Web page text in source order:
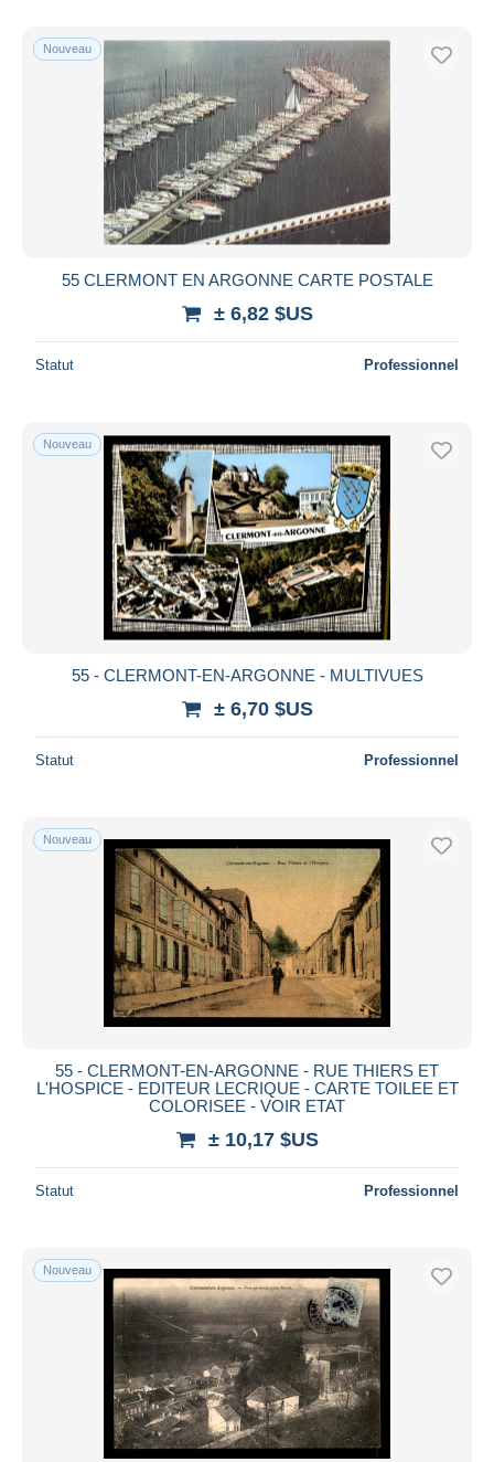
Uniquement en réduction
Livraison gratuite
Méthodes de paiement
PayPal
Virement bancaire
Visa
Mastercard
iDeal
Monde entier
Appliquer
Nouveau
55 CLERMONT EN ARGONNE CARTE POSTALE
± 6,82 $US
Statut Professionnel
Nouveau
55 - CLERMONT-EN-ARGONNE - MULTIVUES
± 6,70 $US
Statut Professionnel
Nouveau
55 - CLERMONT-EN-ARGONNE - RUE THIERS ET
L'HOSPICE - EDITEUR LECRIQUE - CARTE TOILEE ET
COLORISEE - VOIR ETAT
± 10,17 $US
Statut Professionnel
Nouveau